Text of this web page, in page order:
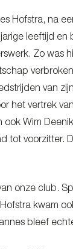
Hofstra, na
leeftijd en
Zo was
van
het vertrek
Wim
tot
onze club.
kwam
bleef